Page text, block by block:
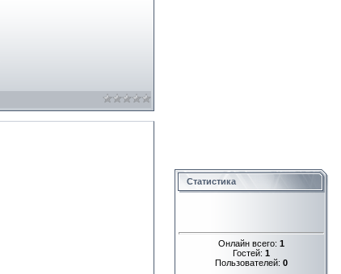
Статистика
Онлайн всего: 1
Гостей: 1
Пользователей: 0